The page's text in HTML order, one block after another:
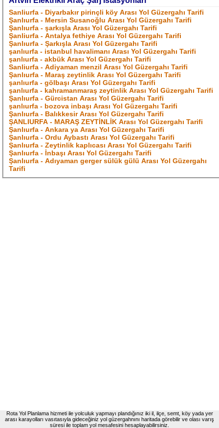
Sanliurfa - Diyarbakır pirinçli köy Arası Yol Güzergahı Tarifi
Şanlıurfa - Mersin Susanoğlu Arası Yol Güzergahı Tarifi
Şanlıurfa - şarkışla Arası Yol Güzergahı Tarifi
Şanliurfa - Antalya fethiye Arası Yol Güzergahı Tarifi
Şanlıurfa - Şarkışla Arası Yol Güzergahı Tarifi
şanlıurfa - istanbul havalimanı Arası Yol Güzergahı Tarifi
şanlıurfa - akbük Arası Yol Güzergahı Tarifi
Sanliurfa - Adiyaman menzil Arası Yol Güzergahı Tarifi
Şanlıurfa - Maraş zeytinlik Arası Yol Güzergahı Tarifi
şanlıurfa - gölbaşı Arası Yol Güzergahı Tarifi
şanlıurfa - kahramanmaraş zeytinlik Arası Yol Güzergahı Tarifi
Şanlıurfa - Gürcistan Arası Yol Güzergahı Tarifi
şanlıurfa - bozova inbaşı Arası Yol Güzergahı Tarifi
Şanlıurfa - Balıkkesir Arası Yol Güzergahı Tarifi
ŞANLIURFA - MARAŞ ZEYTİNLİK Arası Yol Güzergahı Tarifi
Şanlıurfa - Ankara ya Arası Yol Güzergahı Tarifi
Şanlıurfa - Ordu Aybastı Arası Yol Güzergahı Tarifi
Şanlıurfa - Zeytinlik kaplıcası Arası Yol Güzergahı Tarifi
Şanlıurfa - İnbaşı Arası Yol Güzergahı Tarifi
Şanlıurfa - Adıyaman gerger sülük gülü Arası Yol Güzergahı
Tarifi
Rota Yol Planlama hizmeti ile yolculuk yapmayı plandığınız iki il, ilçe, semt, köy yada yer
arası karayolları vasıtasıyla gideceğiniz yol güzergahnını haritada görebilir ve olası varış
süresi ile toplam yol mesafesini hesaplayabilirsiniz.